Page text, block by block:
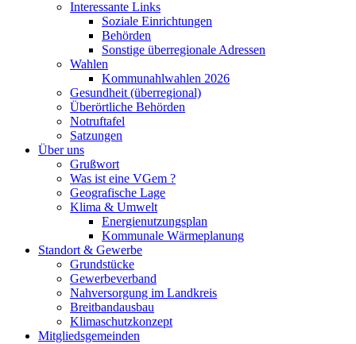
Interessante Links
Soziale Einrichtungen
Behörden
Sonstige überregionale Adressen
Wahlen
Kommunahlwahlen 2026
Gesundheit (überregional)
Überörtliche Behörden
Notruftafel
Satzungen
Über uns
Grußwort
Was ist eine VGem ?
Geografische Lage
Klima & Umwelt
Energienutzungsplan
Kommunale Wärmeplanung
Standort & Gewerbe
Grundstücke
Gewerbeverband
Nahversorgung im Landkreis
Breitbandausbau
Klimaschutzkonzept
Mitgliedsgemeinden